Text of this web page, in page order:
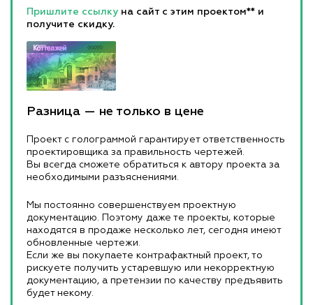
Пришлите ссылку на сайт с этим проектом** и
получите скидку.
Разница — не только в цене
Проект с голограммой гарантирует ответственность
проектировщика за правильность чертежей.
Вы всегда сможете обратиться к автору проекта за
необходимыми разъяснениями.
Мы постоянно совершенствуем проектную
документацию. Поэтому даже те проекты, которые
находятся в продаже несколько лет, сегодня имеют
обновленные чертежи.
Если же вы покупаете контрафактный проект, то
рискуете получить устаревшую или некорректную
документацию, а претензии по качеству предъявить
будет некому.